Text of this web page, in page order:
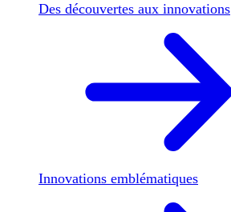
Des découvertes aux innovations
Innovations emblématiques